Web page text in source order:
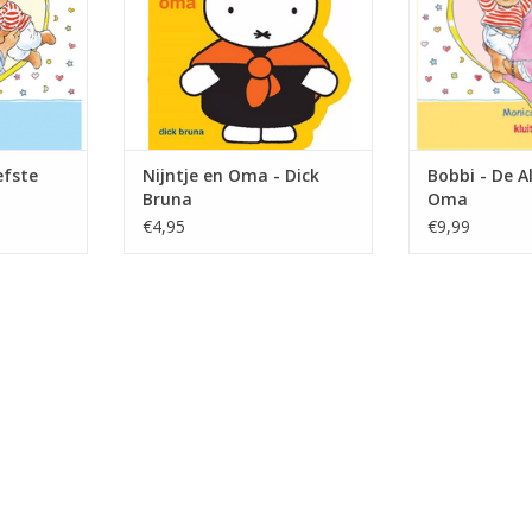
TOEVOEGEN AAN WINKELWAGEN
Nijntje en Oma - Dick
Bruna
€4,95
TOEVOEGEN
Bobbi - De
Oma
€9,99